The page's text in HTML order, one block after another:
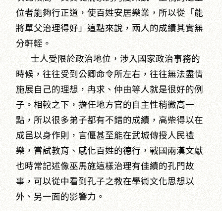
位者能夠行正道，使百姓安居樂業，所以從「能
將單父治理得好」這點來說，兩人的成績其實無
分軒輊。
士人受限於政治地位，涉入國家政治事務的
時候，往往受到公卿命令所左右，往往無法盡情
施展自己的理想，冉求、仲由等人就是很好的例
子。相較之下，擔任地方官的自主性稍微高一
點，所以很多弟子都有不錯的成績，高柴得以在
成邑以身作則，言偃甚至能在武城傳授人民禮
樂，嘗試教育、感化百姓的德行，戰國兩漢文獻
也時常記述像巫馬施這樣治理有佳績的孔門故
事，可以從中看到孔子之教在學術文化思想以
外、另一面的影響力。